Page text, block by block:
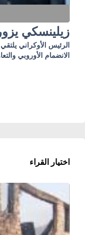
زيلينسكي
الرئيس الأوكراني
الانضمام الأوروبي
اختيار القراء